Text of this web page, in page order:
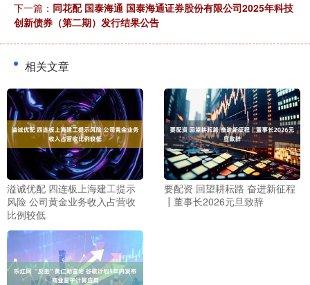
下一篇： 同花配 国泰海通 国泰海通证券股份有限公司2025年科技
创新债券（第二期）发行结果公告
相关文章
溢诚优配 四连板上海建工提示
风险 公司黄金业务收入占营收
比例较低
要配资 回望耕耘路 奋进新征程
┃董事长2026元旦致辞